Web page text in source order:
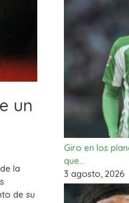
un
la
de su
Giro en los
que…
3 agosto, 2026